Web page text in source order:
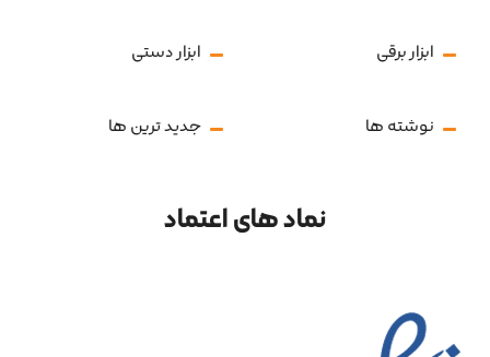
ابزار برقی ابزار دستی
نوشته ها جدید ترین ها
نماد های اعتماد